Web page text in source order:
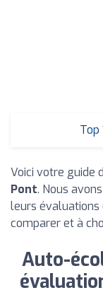
Top
Voici votre guide
Pont. Nous
leurs évaluations
comparer et à
Auto-